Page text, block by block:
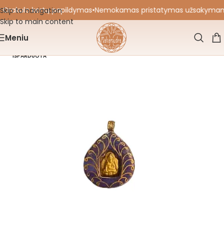
Skip to navigation
Skip to main content
kortų papildymas•Nemokamas pristatymas
Meniu
IŠPARDUOTA